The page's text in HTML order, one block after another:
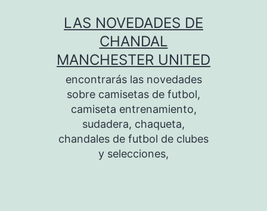
LAS NOVEDADES DE
CHANDAL
MANCHESTER UNITED
encontrarás las novedades
sobre camisetas de futbol,
camiseta entrenamiento,
sudadera, chaqueta,
chandales de futbol de clubes
y selecciones,